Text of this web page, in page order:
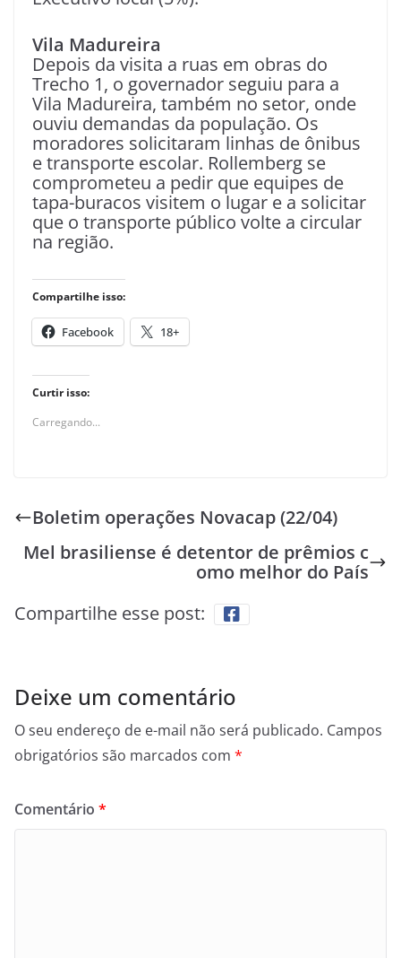
Vila Madureira
Depois da visita a ruas em obras do
Trecho 1, o governador seguiu para a
Vila Madureira, também no setor, onde
ouviu demandas da população. Os
moradores solicitaram linhas de ônibus
e transporte escolar. Rollemberg se
comprometeu a pedir que equipes de
tapa-buracos visitem o lugar e a solicitar
que o transporte público volte a circular
na região.
Compartilhe isso:
Facebook 18+
Curtir isso:
Carregando...
Boletim operações Novacap (22/04)
Mel brasiliense é detentor de prêmios c
omo melhor do País
Compartilhe esse post:
Deixe um comentário
O seu endereço de e-mail não será publicado. Campos
obrigatórios são marcados com *
Comentário *